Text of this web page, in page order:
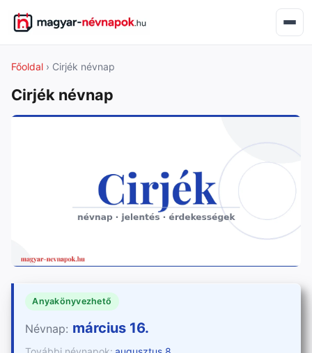
Főoldal › Cirjék névnap
Cirjék névnap
Anyakönyvezhető
Névnap: március 16.